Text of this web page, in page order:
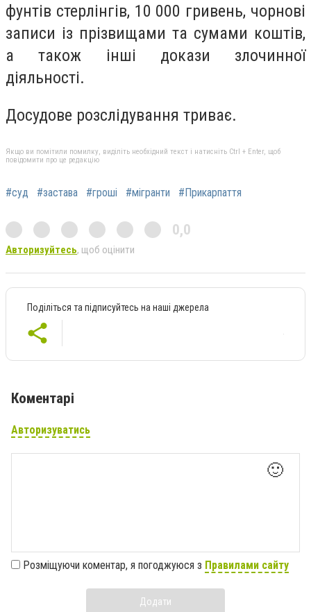
фунтів стерлінгів, 10 000 гривень, чорнові
записи із прізвищами та сумами коштів,
а також інші докази злочинної
діяльності.
Досудове розслідування триває.
Якщо ви помітили помилку, виділіть необхідний текст і натисніть Ctrl + Enter, щоб
повідомити про це редакцію
#суд #застава #гроші #мігранти #Прикарпаття
0,0
Авторизуйтесь, щоб оцінити
Поділіться та підписуйтесь на наші джерела
Коментарі
Авторизуватись
🙂
Розміщуючи коментар, я погоджуюся з Правилами сайту
Додати